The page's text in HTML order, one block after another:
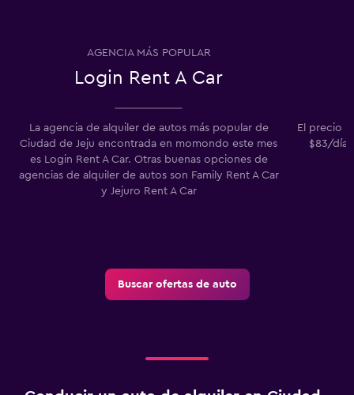
AGENCIA MÁS POPULAR
Login Rent A Car
La agencia de alquiler de autos más popular de
Ciudad de Jeju encontrada en momondo este mes
es Login Rent A Car. Otras buenas opciones de
agencias de alquiler de autos son Family Rent A Car
y Jejuro Rent A Car
El precio
$83/día.
Buscar ofertas de auto